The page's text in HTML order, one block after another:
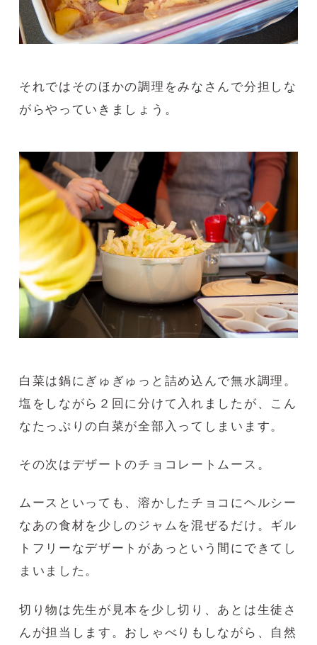
それではそのほかの調理をみなさんで分担しな
がらやっていきましょう。
白菜は鍋にぎゅぎゅっと詰め込んで無水調理。
塩をしながら２回に分けて入れましたが、こん
なたっぷりの白菜が全部入ってしまいます。
その次はデザートのチョコレートムース。
ムースといっても、溶かしたチョコにヘルシー
なあの食材を少しのジャムを混ぜるだけ。ギル
トフリーなデザートがあっという間にできてし
まいました。
切り物は先生が見本を少し切り、あとは生徒さ
んが担当します。おしゃべりもしながら、自然